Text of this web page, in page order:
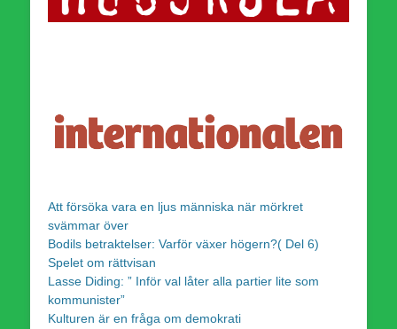
Att försöka vara en ljus människa när mörkret
svämmar över
Bodils betraktelser: Varför växer högern?( Del 6)
Spelet om rättvisan
Lasse Diding: ” Inför val låter alla partier lite som
kommunister”
Kulturen är en fråga om demokrati